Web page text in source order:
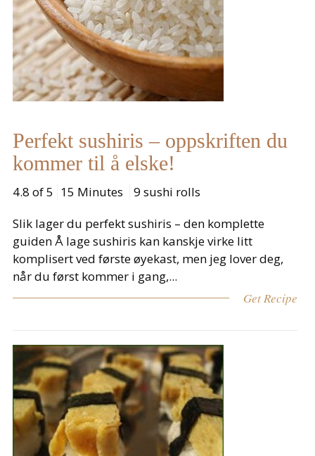
Perfekt sushiris – oppskriften du
kommer til å elske!
4.8 of 5 15 Minutes
9 sushi rolls
Slik lager du perfekt sushiris – den komplette
guiden Å lage sushiris kan kanskje virke litt
komplisert ved første øyekast, men jeg lover deg,
når du først kommer i gang,...
Get Recipe